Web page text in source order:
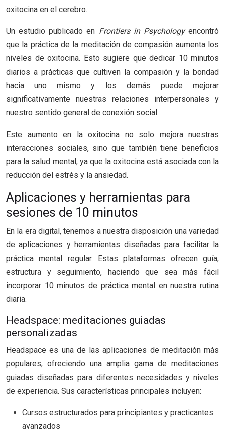
oxitocina en el cerebro.
Un estudio publicado en Frontiers in Psychologyencontró
que la práctica de la meditación de compasión aumenta los
niveles de oxitocina. Esto sugiere que dedicar 10 minutos
diarios a prácticas que cultiven la compasión y la bondad
hacia uno mismo y los demás puede mejorar
significativamente nuestras relaciones interpersonales y
nuestro sentido general de conexión social.
Este aumento en la oxitocina no solo mejora nuestras
interacciones sociales, sino que también tiene beneficios
para la salud mental, ya que la oxitocina está asociada con la
reducción del estrés y la ansiedad.
Aplicaciones y herramientas para
sesiones de 10 minutos
En la era digital, tenemos a nuestra disposición una variedad
de aplicaciones y herramientas diseñadas para facilitar la
práctica mental regular. Estas plataformas ofrecen guía,
estructura y seguimiento, haciendo que sea más fácil
incorporar 10 minutos de práctica mental en nuestra rutina
diaria.
Headspace: meditaciones guiadas
personalizadas
Headspace es una de las aplicaciones de meditación más
populares, ofreciendo una amplia gama de meditaciones
guiadas diseñadas para diferentes necesidades y niveles
de experiencia. Sus características principales incluyen:
Cursos estructurados para principiantes y practicantes
avanzados